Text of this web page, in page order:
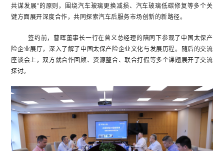
共谋发展”的原则，围绕汽车玻璃更换减损、汽车玻璃低碳修复等多个关
键方面展开深度合作，共同探索汽车后服务市场创新的新路径。
签约前，曹晖董事长一行在曾义总经理的陪同下参观了中国太保产
险企业展厅，深入了解了中国太保产险企业文化与发展历程。随后的交流
座谈会上，双方就合作回顾、资源整合、联合打假等多个课题展开了交流
探讨。